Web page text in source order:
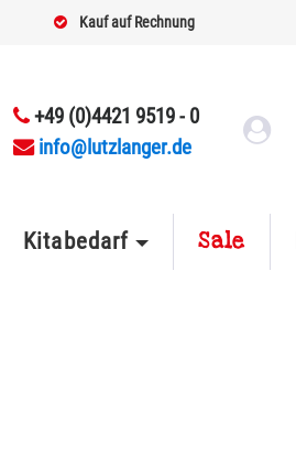
Kauf auf Rechnung
+49 (0)4421 9519 - 0
info@lutzlanger.de
Kitabedarf Sale